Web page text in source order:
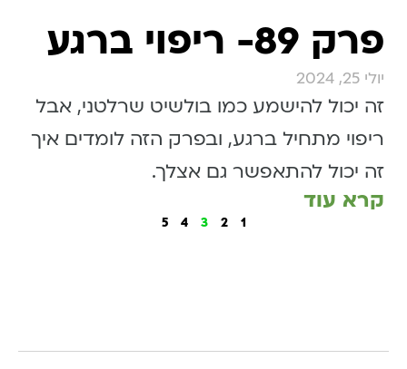
פרק 89- ריפוי ברגע
יולי 25, 2024
זה יכול להישמע כמו בולשיט שרלטני, אבל
ריפוי מתחיל ברגע, ובפרק הזה לומדים איך
זה יכול להתאפשר גם אצלך.
קרא עוד
1
2
3
4
5